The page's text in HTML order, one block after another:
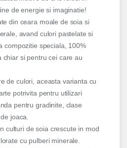
de energie si imaginatie!
din ceara moale de soia si
avand culori pastelate si
compozitie speciala, 100%
chiar si pentru cei care au
de culori, aceasta varianta cu
potrivita pentru utilizari
pentru gradinite, clase
joaca.
culturi de soia crescute in mod
cu pulberi minerale.